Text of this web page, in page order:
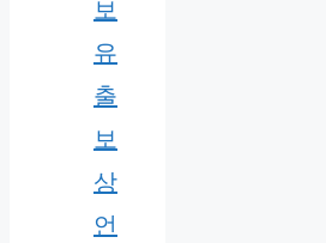
보
유
출
보
상
언